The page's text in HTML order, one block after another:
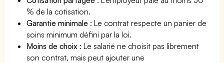
% de la cotisation.
Garantie minimale : Le contrat respecte un panier de
soins minimum défini par la loi.
Moins de choix : Le salarié ne choisit pas librement
son contrat, mais peut ajouter une